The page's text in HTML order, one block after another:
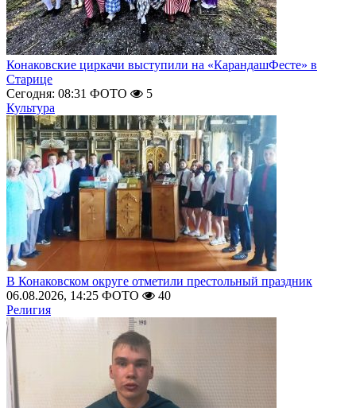
Конаковские циркачи выступили на «КарандашФесте» в
Старице
Сегодня: 08:31 ФОТО
5
Культура
В Конаковском округе отметили престольный праздник
06.08.2026, 14:25 ФОТО
40
Религия